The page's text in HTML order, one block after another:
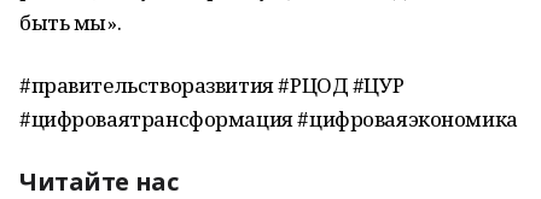
быть мы».
#правительстворазвития #РЦОД #ЦУР
#цифроваятрансформация #цифроваяэкономика
Читайте нас